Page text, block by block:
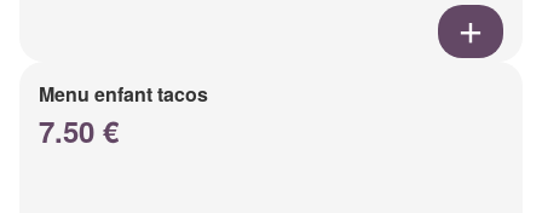
Menu enfant tacos
7.50 €